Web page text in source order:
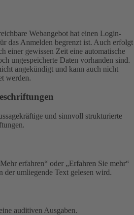
Webangebot hat einen Login-
das Anmelden begrenzt ist. Auch erfolgt
einer gewissen Zeit eine automatische
ungespeicherte Daten vorhanden sind.
angekündigt und kann auch nicht
werden.
und sinnvoll strukturierte
erfahren“ oder „Erfahren Sie mehr“
der umliegende Text gelesen wird.
auditiven Ausgaben.